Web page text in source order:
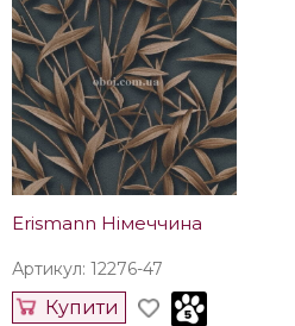
Erismann Німеччина
Артикул: 12276-47
Купити